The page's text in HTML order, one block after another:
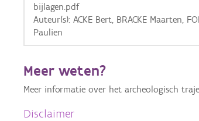
Basis Lagen
OSM-Basiskaart
GRB-Basiskaart
GRB-Basiskaart in grijswaarden
bijlagen.pdf
Auteur(s): ACKE Bert, BRACKE Maarten,
Paulien
Meer weten?
Meer informatie over het archeologisch
Disclaimer